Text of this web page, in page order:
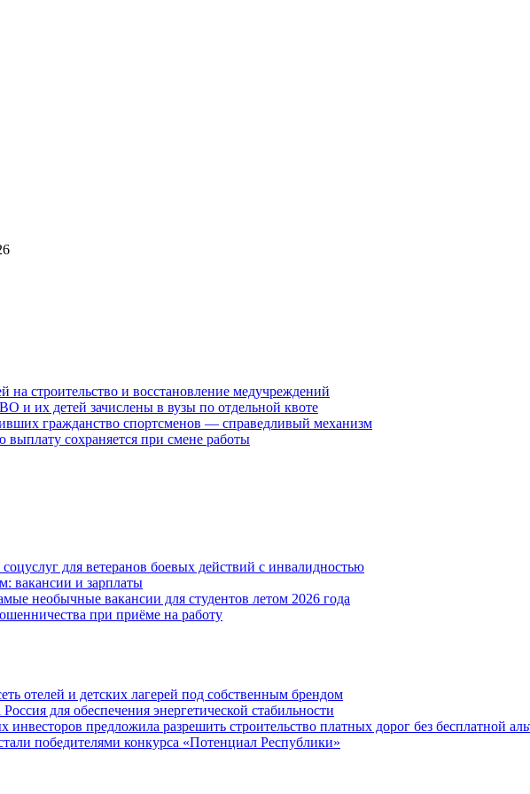
на строительство и восстановление медучреждений
и их детей зачислены в вузы по отдельной квоте
гражданство спортсменов — справедливый механизм
сохраняется при смене работы
для ветеранов боевых действий с инвалидностью
вакансии и зарплаты
необычные вакансии для студентов летом 2026 года
при приёме на работу
отелей и детских лагерей под собственным брендом
для обеспечения энергетической стабильности
предложила разрешить строительство платных дорог без бесплатной
победителями конкурса «Потенциал Республики»